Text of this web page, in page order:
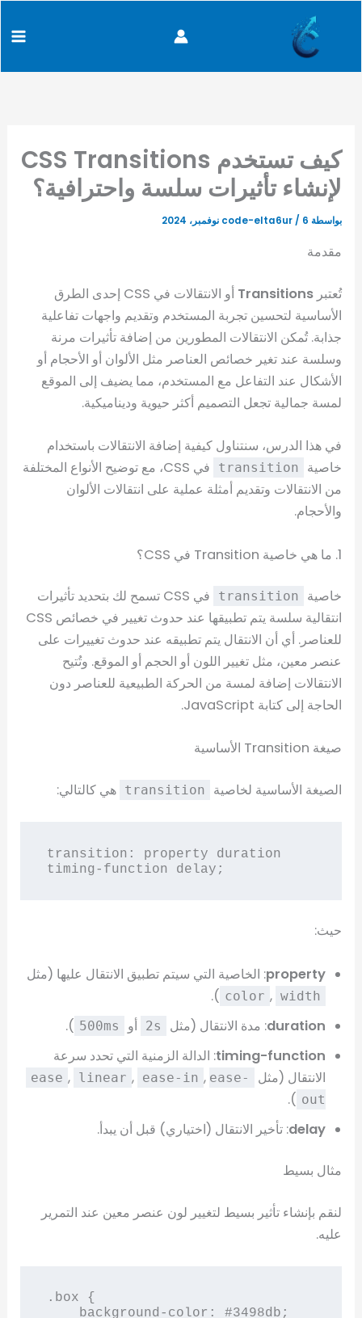
كيف تستخدم CSS Transitions
لإنشاء تأثيرات سلسة واحترافية؟
بواسطة code-elta6ur / 6 نوفمبر، 2024
مقدمة
تُعتبرTransitions
أو الانتقالات في CSS إحدى الطرق
الأساسية لتحسين تجربة المستخدم وتقديم واجهات تفاعلية
جذابة. تُمكن الانتقالات المطورين من إضافة تأثيرات مرنة
وسلسة عند تغير خصائص العناصر مثل الألوان أو الأحجام أو
الأشكال عند التفاعل مع المستخدم، مما يضيف إلى الموقع
لمسة جمالية تجعل التصميم أكثر حيوية وديناميكية.
في هذا الدرس، سنتناول كيفية إضافة الانتقالات باستخدام
خاصية
transition
في CSS، مع توضيح الأنواع المختلفة
من الانتقالات وتقديم أمثلة عملية على انتقالات الألوان
والأحجام.
1. ما هي خاصية Transition في CSS؟
خاصية transition
في CSS تسمح لك بتحديد تأثيرات
انتقالية سلسة يتم تطبيقها عند حدوث تغيير في خصائص CSS
للعناصر. أي أن الانتقال يتم تطبيقه عند حدوث تغييرات على
عنصر معين، مثل تغيير اللون أو الحجم أو الموقع. وتُتيح
الانتقالات إضافة لمسة من الحركة الطبيعية للعناصر دون
الحاجة إلى كتابة JavaScript.
صيغة Transition الأساسية
الصيغة الأساسية لخاصية transition هي كالتالي:
transition: property duration
timing-function delay;
حيث:
property: الخاصية التي سيتم تطبيق الانتقال عليها (مثل
color , width
).
duration: مدة الانتقال (مثل 2s أو 500ms
).
timing-function: الدالة الزمنية التي تحدد سرعة
الانتقال (مثل
ease , linear , ease-in , ease-
out
).
delay: تأخير الانتقال (اختياري) قبل أن يبدأ.
مثال بسيط
لنقم بإنشاء تأثير بسيط لتغيير لون عنصر معين عند التمرير
عليه.
.box {
بريدك
الإلكتروني...